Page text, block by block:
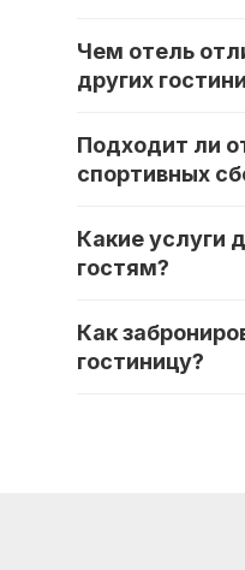
Чем отель
других
Подходит ли
спортивных
Какие услуги
гостям?
Как
гостиницу?